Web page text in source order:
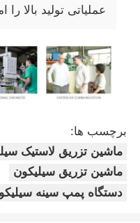
عملیاتی تولید بالا
برچسب ها:
ماشین تزریق لاستیک
ماشین تزریق سیلیکون
دستگاه پمپ سینه